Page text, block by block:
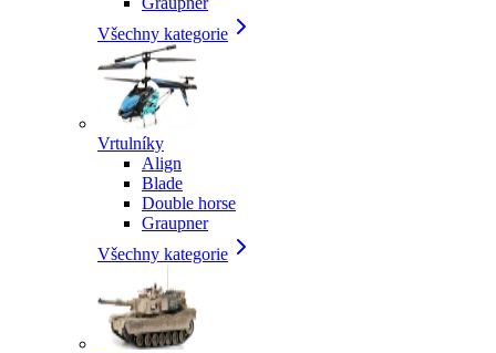
Všechny kategorie
Vrtulníky
Align
Blade
Double horse
Graupner
Všechny kategorie